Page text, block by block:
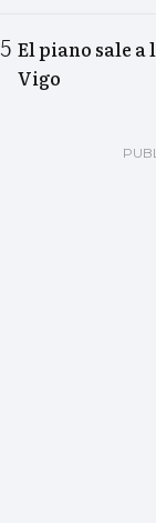
El piano sale a
Vigo